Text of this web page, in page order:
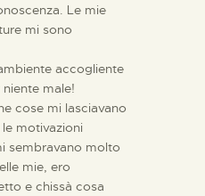
Le mie
mi sono
accogliente
male!
cose mi lasciavano
motivazioni
sembravano molto
mie, ero
e chissà cosa